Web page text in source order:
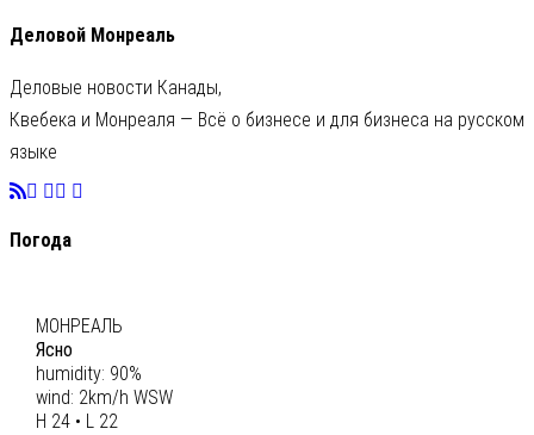
Деловой Монреаль
Деловые новости Канады,
Квебека и Монреаля — Всё о бизнесе и для бизнеса на русском
языке
Погода
МОНРЕАЛЬ
Ясно
humidity: 90%
wind: 2km/h WSW
H 24 • L 22